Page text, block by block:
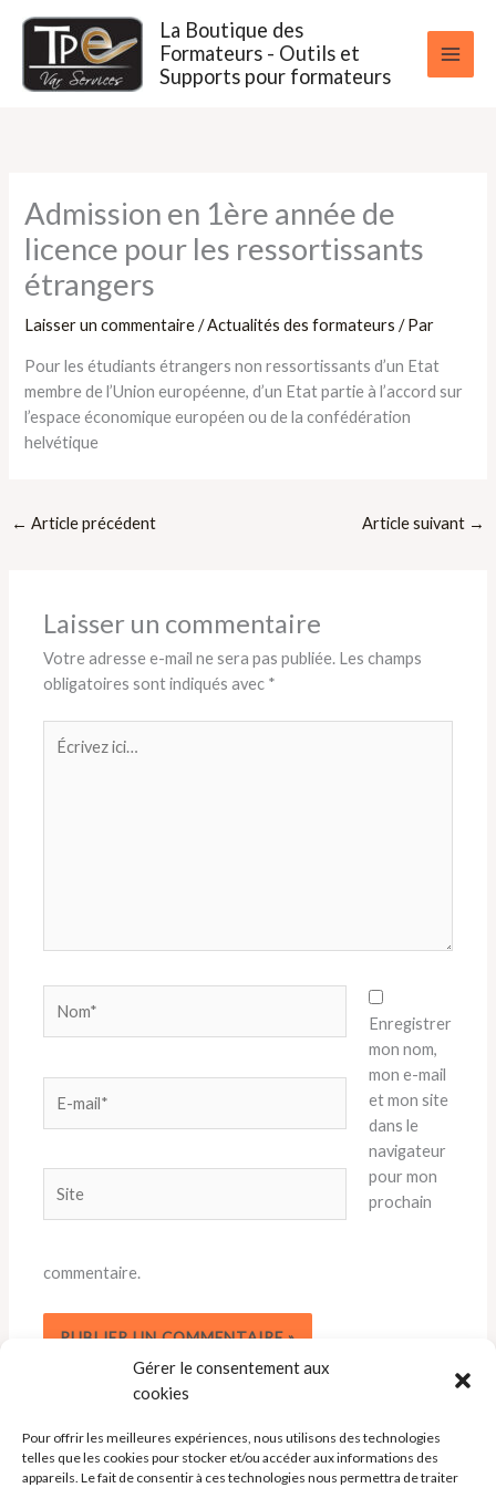
Gérer le consentement aux
cookies
Pour offrir les meilleures expériences, nous utilisons des technologies
telles que les cookies pour stocker et/ou accéder aux informations des
appareils. Le fait de consentir à ces technologies nous permettra de traiter
contenu
La Boutique des
Formateurs - Outils et
Supports pour formateurs
Admission en 1ère année de
licence pour les ressortissants
étrangers
Laisser un commentaire /Actualités des formateurs / Par
Pour les étudiants étrangers non ressortissants d’un Etat
membre de l’Union européenne, d’un Etat partie à l’accord sur
l’espace économique européen ou de la confédération
helvétique
← Article précédent Article suivant →
Laisser un commentaire
Votre adresse e-mail ne sera pas publiée. Les champs
obligatoires sont indiqués avec *
ici…
mail*
Enregistrer
mon nom,
mon e-mail
et mon site
dans le
navigateur
pour mon
prochain
commentaire.